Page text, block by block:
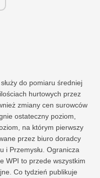
do pomiaru średniej
hurtowych przez
zmiany cen surowców
ostateczny poziom,
na którym pierwszy
przez biuro doradcy
i Przemysłu. Ogranicza
WPI to przede wszystkim
Co tydzień publikuje